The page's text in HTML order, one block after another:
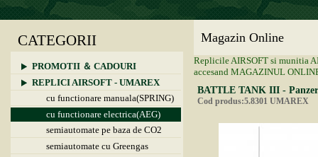
CATEGORII
PROMOTII ＆ CADOURI
REPLICI AIRSOFT - UMAREX
cu functionare manuala(SPRING)
cu functionare electrica(AEG)
semiautomate pe baza de CO2
semiautomate cu Greengas
Magazin Online
Replicile AIRSOFT si munitia
accesand MAGAZINUL
BATTLE TANK III -
Cod produs:5.8301 UMAREX